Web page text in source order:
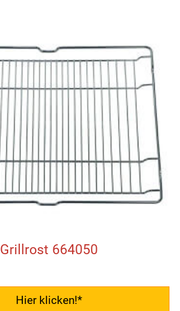
Grillrost 664050
Hier klicken!*